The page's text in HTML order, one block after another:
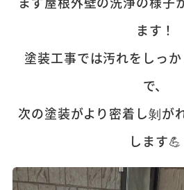
ます！
塗装工事では汚れをしっ
で、
次の塗装がより密着し剝が
します💪